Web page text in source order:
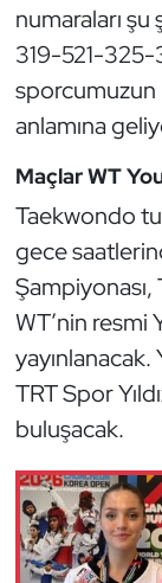
numaraları
319-521-325-
sporcumuzun
anlamına
Maçlar WT
Taekwondo
gece
WT’nin resmi
yayınlanacak.
TRT Spor
buluşacak.
İşitme
Judo ve
Kano ve
Kayak
Kempo
Kick Boks
Kürek
Masa
Modern